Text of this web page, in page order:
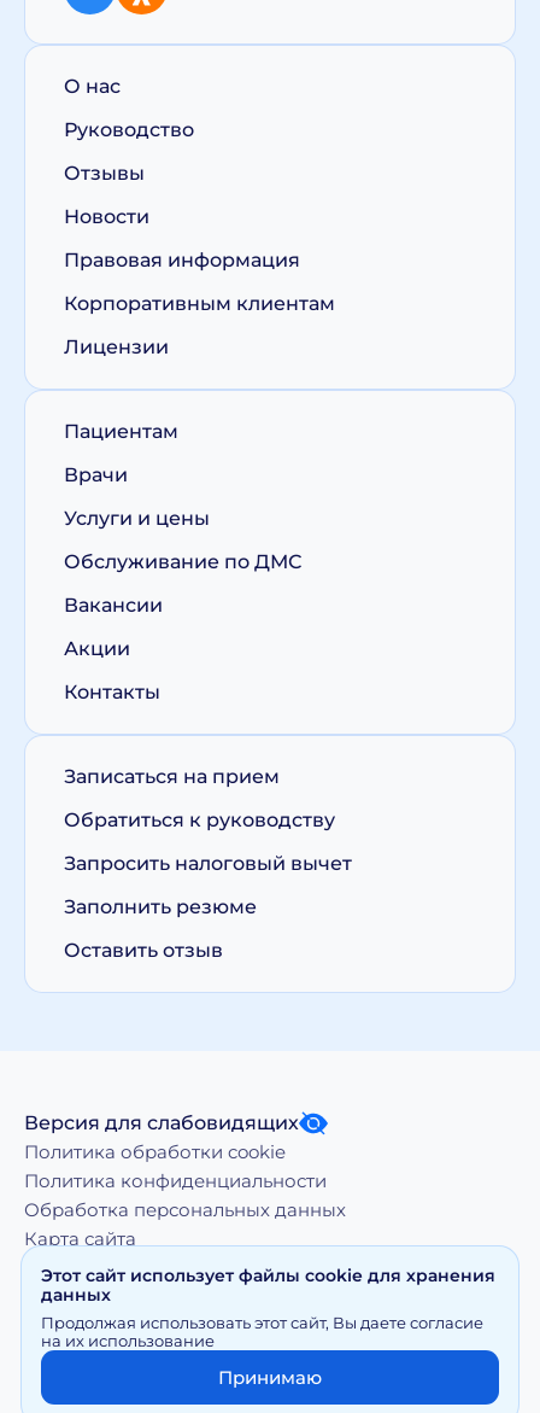
О нас
Руководство
Отзывы
Новости
Правовая информация
Корпоративным клиентам
Лицензии
Пациентам
Врачи
Услуги и цены
Обслуживание по ДМС
Вакансии
Акции
Контакты
Записаться на прием
Обратиться к руководству
Запросить налоговый вычет
Заполнить резюме
Оставить отзыв
Версия для слабовидящих
Политика обработки cookie
Политика конфиденциальности
Обработка персональных данных
Карта сайта
использование материалов, размещенных на moy-
doktor.org возможно только с письменного разрешения
Правообладателя
Сайт носит исключительно информационный характер и
Этот сайт использует файлы cookie для хранения
данных
Продолжая использовать этот сайт, Вы даете согласие
на их использование
Принимаю